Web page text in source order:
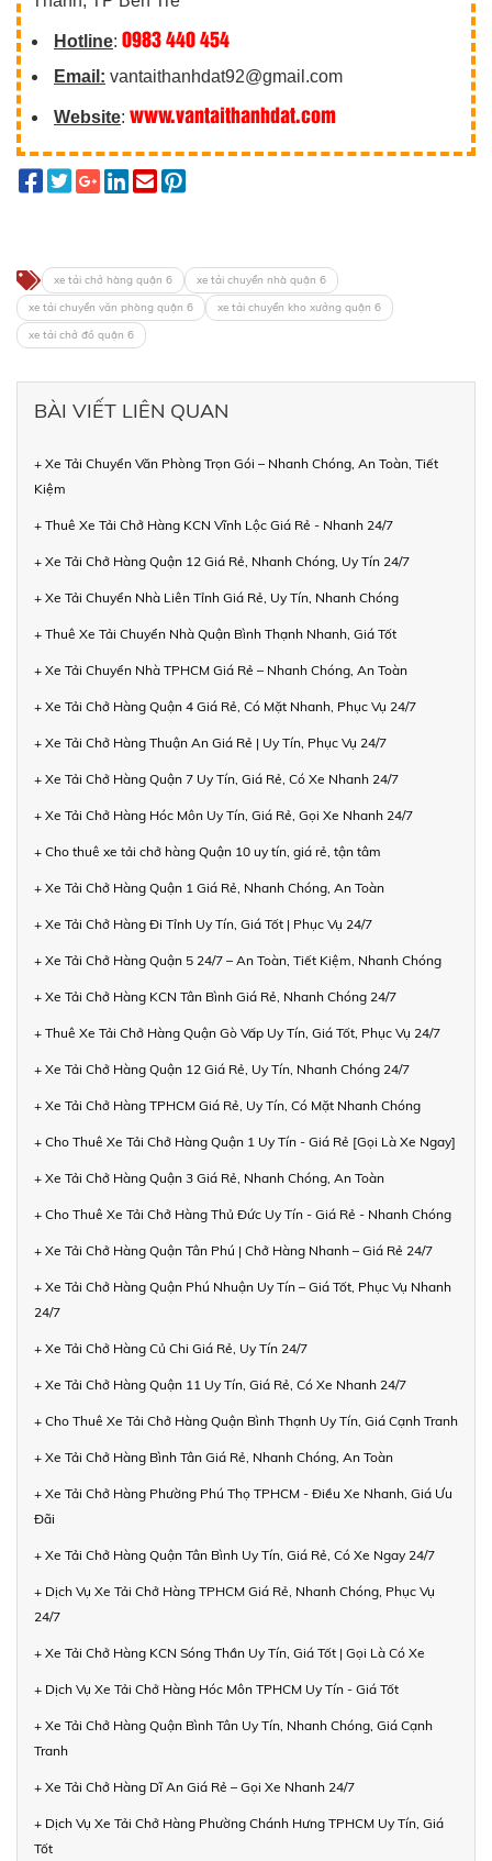
Hotline: 0983 440 454
Email: vantaithanhdat92@gmail.com
Website: www.vantaithanhdat.com
xe tải chở hàng quận 6
xe tải chuyển nhà quận 6
xe tải chuyển văn phòng quận 6
xe tải chuyển kho xưởng quận 6
xe tải chở đồ quận 6
BÀI VIẾT LIÊN QUAN
+ Xe Tải Chuyển Văn Phòng Trọn Gói – Nhanh Chóng, An Toàn, Tiết
Kiệm
+ Thuê Xe Tải Chở Hàng KCN Vĩnh Lộc Giá Rẻ - Nhanh 24/7
+ Xe Tải Chở Hàng Quận 12 Giá Rẻ, Nhanh Chóng, Uy Tín 24/7
+ Xe Tải Chuyển Nhà Liên Tỉnh Giá Rẻ, Uy Tín, Nhanh Chóng
+ Thuê Xe Tải Chuyển Nhà Quận Bình Thạnh Nhanh, Giá Tốt
+ Xe Tải Chuyển Nhà TPHCM Giá Rẻ – Nhanh Chóng, An Toàn
+ Xe Tải Chở Hàng Quận 4 Giá Rẻ, Có Mặt Nhanh, Phục Vụ 24/7
+ Xe Tải Chở Hàng Thuận An Giá Rẻ | Uy Tín, Phục Vụ 24/7
+ Xe Tải Chở Hàng Quận 7 Uy Tín, Giá Rẻ, Có Xe Nhanh 24/7
+ Xe Tải Chở Hàng Hóc Môn Uy Tín, Giá Rẻ, Gọi Xe Nhanh 24/7
+ Cho thuê xe tải chở hàng Quận 10 uy tín, giá rẻ, tận tâm
+ Xe Tải Chở Hàng Quận 1 Giá Rẻ, Nhanh Chóng, An Toàn
+ Xe Tải Chở Hàng Đi Tỉnh Uy Tín, Giá Tốt | Phục Vụ 24/7
+ Xe Tải Chở Hàng Quận 5 24/7 – An Toàn, Tiết Kiệm, Nhanh Chóng
+ Xe Tải Chở Hàng KCN Tân Bình Giá Rẻ, Nhanh Chóng 24/7
+ Thuê Xe Tải Chở Hàng Quận Gò Vấp Uy Tín, Giá Tốt, Phục Vụ 24/7
+ Xe Tải Chở Hàng Quận 12 Giá Rẻ, Uy Tín, Nhanh Chóng 24/7
+ Xe Tải Chở Hàng TPHCM Giá Rẻ, Uy Tín, Có Mặt Nhanh Chóng
+ Cho Thuê Xe Tải Chở Hàng Quận 1 Uy Tín - Giá Rẻ [Gọi Là Xe Ngay]
+ Xe Tải Chở Hàng Quận 3 Giá Rẻ, Nhanh Chóng, An Toàn
+ Cho Thuê Xe Tải Chở Hàng Thủ Đức Uy Tín - Giá Rẻ - Nhanh Chóng
+ Xe Tải Chở Hàng Quận Tân Phú | Chở Hàng Nhanh – Giá Rẻ 24/7
+ Xe Tải Chở Hàng Quận Phú Nhuận Uy Tín – Giá Tốt, Phục Vụ Nhanh
24/7
+ Xe Tải Chở Hàng Củ Chi Giá Rẻ, Uy Tín 24/7
+ Xe Tải Chở Hàng Quận 11 Uy Tín, Giá Rẻ, Có Xe Nhanh 24/7
+ Cho Thuê Xe Tải Chở Hàng Quận Bình Thạnh Uy Tín, Giá Cạnh Tranh
+ Xe Tải Chở Hàng Bình Tân Giá Rẻ, Nhanh Chóng, An Toàn
+ Xe Tải Chở Hàng Phường Phú Thọ TPHCM - Điều Xe Nhanh, Giá Ưu
Đãi
+ Xe Tải Chở Hàng Quận Tân Bình Uy Tín, Giá Rẻ, Có Xe Ngay 24/7
+ Dịch Vụ Xe Tải Chở Hàng TPHCM Giá Rẻ, Nhanh Chóng, Phục Vụ
24/7
+ Xe Tải Chở Hàng KCN Sóng Thần Uy Tín, Giá Tốt | Gọi Là Có Xe
+ Dịch Vụ Xe Tải Chở Hàng Hóc Môn TPHCM Uy Tín - Giá Tốt
+ Xe Tải Chở Hàng Quận Bình Tân Uy Tín, Nhanh Chóng, Giá Cạnh
Tranh
+ Xe Tải Chở Hàng Dĩ An Giá Rẻ – Gọi Xe Nhanh 24/7
+ Dịch Vụ Xe Tải Chở Hàng Phường Chánh Hưng TPHCM Uy Tín, Giá
Tốt